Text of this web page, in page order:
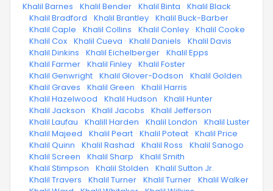
Khalil Barnes · Khalil Bender · Khalil Binta · Khalil Black
· Khalil Bradford · Khalil Brantley · Khalil Buck-Barber
· Khalil Caple · Khalil Collins · Khalil Conley · Khalil Cooke
· Khalil Cox · Khalil Cueva · Khalil Daniels · Khalil Davis
· Khalil Dinkins · Khalil Eichelberger · Khalil Epps
· Khalil Farmer · Khalil Finley · Khalil Foster
· Khalil Genwright · Khalil Glover-Dodson · Khalil Golden
· Khalil Graves · Khalil Green · Khalil Harris
· Khalil Hazelwood · Khalil Hudson · Khalil Hunter
· Khalil Jackson · Khalil Jacobs · Khalil Jefferson
· Khalil Laufau · Khalill Harden · Khalil London · Khalil Luster
· Khalil Majeed · Khalil Peart · Khalil Poteat · Khalil Price
· Khalil Quinn · Khalil Rashad · Khalil Ross · Khalil Sanogo
· Khalil Screen · Khalil Sharp · Khalil Smith
· Khalil Stimpson · Khalil Stolden · Khalil Sutton Jr.
· Khalil Travers · Khalil Turner · Khalil Turner · Khalil Walker